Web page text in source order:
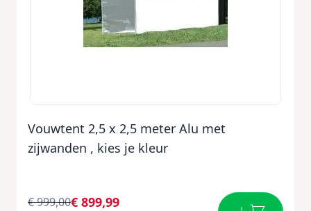
Vouwtent 2,5 x 2,5 meter Alu met
zijwanden , kies je kleur
€ 899,99
€ 999,00